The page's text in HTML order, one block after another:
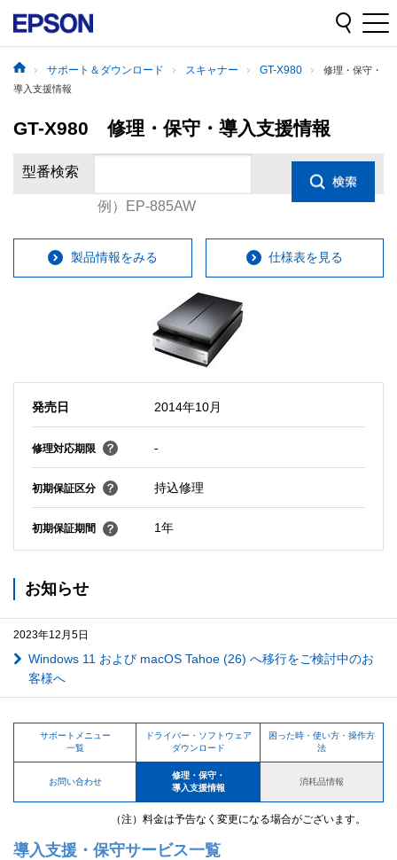
サポート＆ダウンロード スキャナー GT-X980
修理・保守・
導入支援情報
GT-X980 修理・保守・導入支援情報
型番検索
例）EP-885AW
製品情報をみる 仕様表を見る
発売日 2014年10月
修理対応期限 -
初期保証区分 持込修理
初期保証期間 1年
お知らせ
2023年12月5日
Windows 11 および macOS Tahoe (26) へ移行をご検討中のお
客様へ
サポートメニュー
一覧
ドライバー・ソフトウェア
ダウンロード
困った時・使い方・操作方
法
お問い合わせ
修理・保守・
導入支援情報
消耗品情報
（注）料金は予告なく変更になる場合がございます。
導入支援・保守サービス一覧